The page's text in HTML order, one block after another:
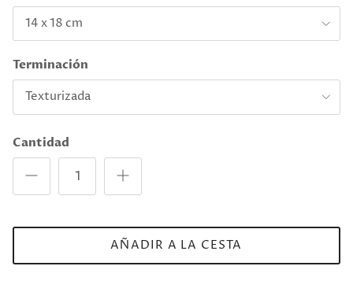
14 x 18 cm
Terminación
Texturizada
Cantidad
AÑADIR A LA CESTA